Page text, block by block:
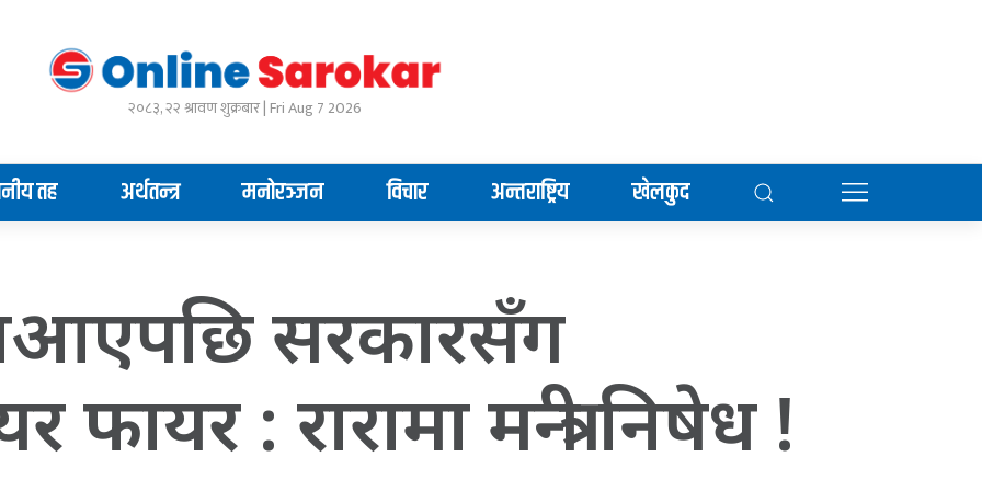
२०८३, २२ श्रावण शुक्रबार | Fri Aug 7 2026
तह अर्थतन्त्र मनोरञ्जन विचार अन्तराष्ट्रिय खेलकुद
नआएपछि सरकारसँग
: रारामा मन्त्री निषेध !